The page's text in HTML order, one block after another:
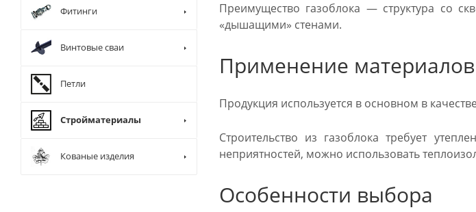
Преимущество газоблока — структура со
«дышащими» стенами.
Применение материалов
Продукция используется в основном в
Строительство из газоблока требует
неприятностей, можно использовать
Особенности выбора
Фитинги
Винтовые сваи
Петли
Стройматериалы
Кованые изделия